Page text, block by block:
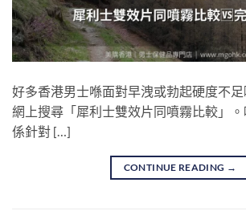
好多香港男士喺面對早洩或勃起硬度不
網上搜尋「犀利士雙效片同噴霧比較」
係針對 […]
CONTINUE READING →